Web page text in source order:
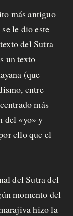
más antiguo
le dio este
del Sutra
un texto
(que
entre
más
del «yo» y
ello que el
del Sutra del
momento del
hizo la